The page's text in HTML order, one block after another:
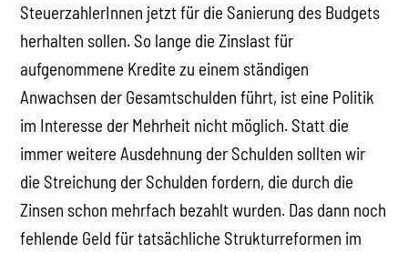
SteuerzahlerInnen jetzt für die Sanierung des Budgets
herhalten sollen. So lange die Zinslast für
aufgenommene Kredite zu einem ständigen
Anwachsen der Gesamtschulden führt, ist eine Politik
im Interesse der Mehrheit nicht möglich. Statt die
immer weitere Ausdehnung der Schulden sollten wir
die Streichung der Schulden fordern, die durch die
Zinsen schon mehrfach bezahlt wurden. Das dann noch
fehlende Geld für tatsächliche Strukturreformen im